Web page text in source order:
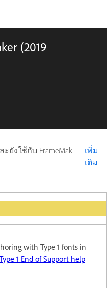
(2019
ยังใช้กับ FrameMaker (2019 release)
เพิ่ม
เติม
with Type 1 fonts in
1 End of Support help